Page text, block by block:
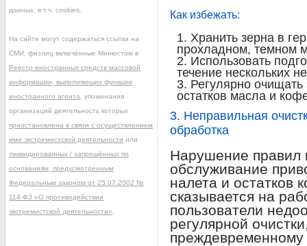
Как избежать:
Хранить зерна в
прохладном, темном
Использовать
течение нескольких
Регулярно
остатков масла и
3. Неправильная
обработка
Нарушение правил
обслуживание
налета и остатков
сказывается на
пользователи
регулярной
преждевременному
данных, в т.ч. cookies.
На сайте могут содержаться ссылки на
СМИ, физлиц включённые Минюстом в
Реестр иностранных средств массовой
информации, выполняющих функции
иностранного агента , упоминания
организаций деятельность которых
приостановлена в связи с осуществлением
ими экстремистской деятельности или
ликвидированных / запрещённых по
основаниям, предусмотренным
Федеральным законом от 25.07.2002 №
114-ФЗ «О противодействии
экстремистской деятельности»